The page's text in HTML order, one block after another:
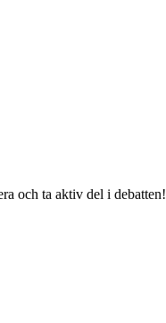
och ta aktiv del i debatten!